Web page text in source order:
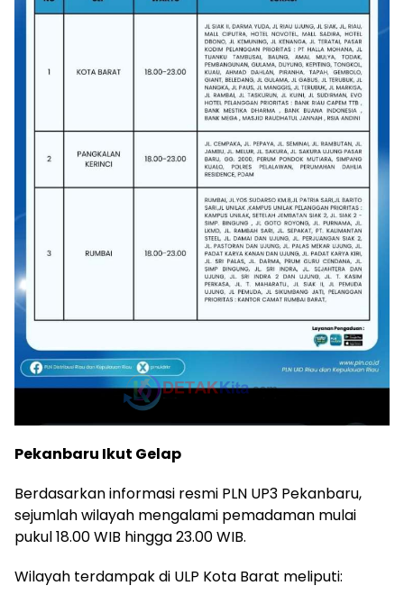
Pekanbaru Ikut Gelap
Berdasarkan informasi resmi PLN UP3 Pekanbaru,
sejumlah wilayah mengalami pemadaman mulai
pukul 18.00 WIB hingga 23.00 WIB.
Wilayah terdampak di ULP Kota Barat meliputi: